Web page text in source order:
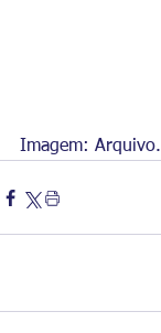
Imagem: Arquivo.